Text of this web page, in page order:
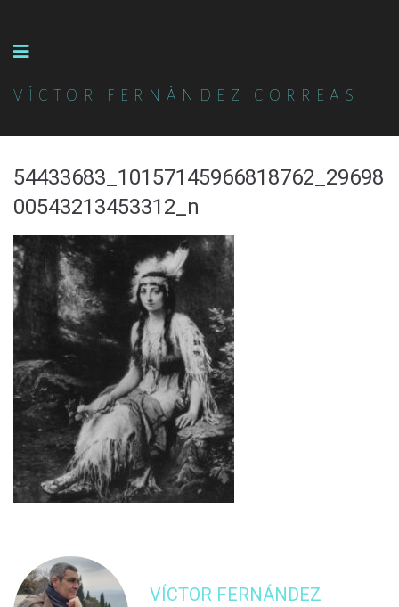
VÍCTOR FERNÁNDEZ CORREAS
54433683_10157145966818762_29698
00543213453312_n
VÍCTOR FERNÁNDEZ